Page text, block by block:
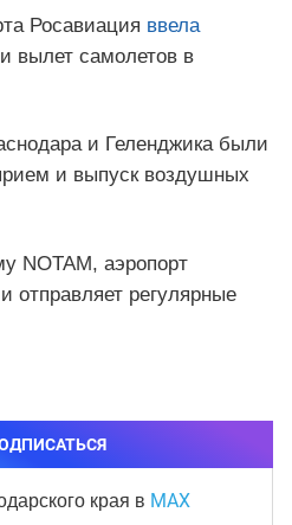
Росавиация ввела
вылет самолетов в
и Геленджика были
и выпуск воздушных
NOTAM, аэропорт
отправляет регулярные
края в MAX